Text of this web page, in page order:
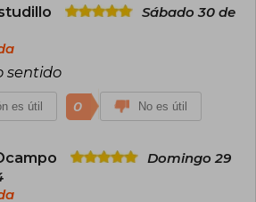
entre fenomenología, filosofía,
y psicopatología. Fundó y dirige
Literaria, una organización de la
civil interesada en el fomento de la
del patrimonio cultural inmaterial.
Sábado 30 de
sentido
es útil 0 No es útil
Domingo 29